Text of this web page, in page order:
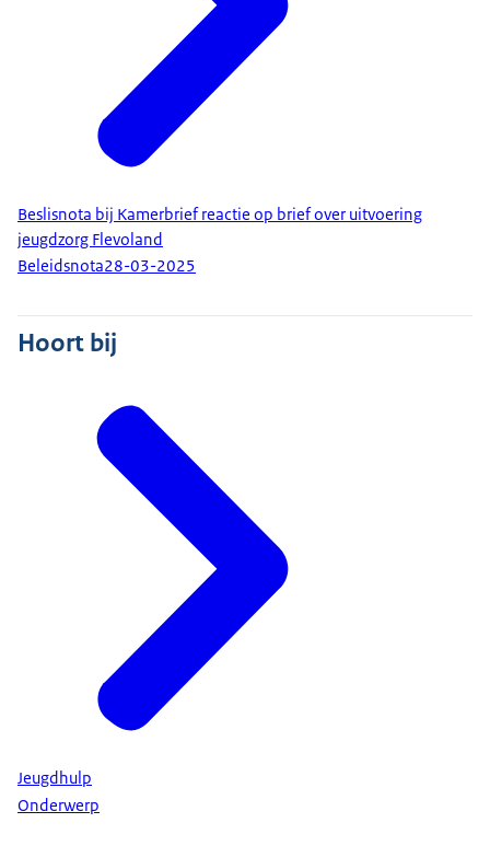
Beslisnota bij Kamerbrief reactie op brief over uitvoering
jeugdzorg Flevoland
Beleidsnota28-03-2025
Hoort bij
Jeugdhulp
Onderwerp